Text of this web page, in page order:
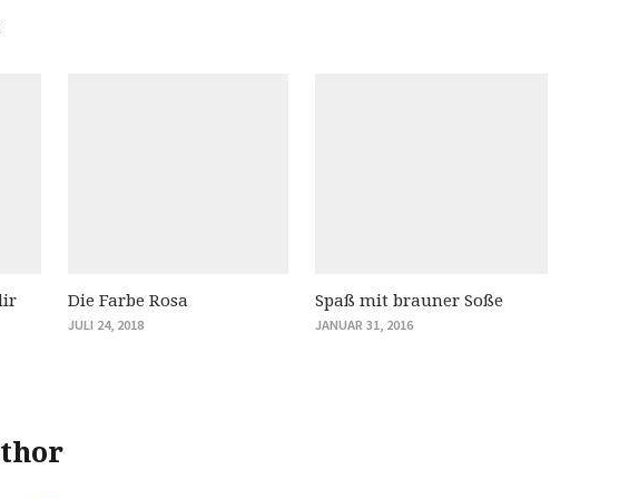
Die Farbe Rosa
JULI 24, 2018
Spaß mit brauner Soße
JANUAR 31, 2016